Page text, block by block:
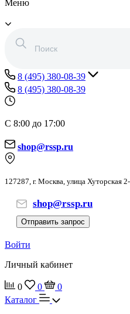
Меню
8 (495) 380-08-39
8 (495) 380-08-39
С 8:00 до 17:00
shop@rssp.ru
127287, г. Москва, улица Хуторская
shop@rssp.ru
Отправить запрос
Войти
Личный кабинет
0 0
0
Каталог